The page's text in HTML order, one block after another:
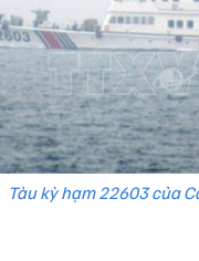
Tàu kỳ hạm 22603 của